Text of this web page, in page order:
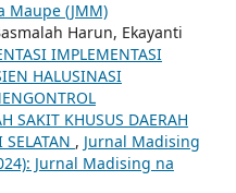
Maupe (JMM)
Harun, Ekayanti
IMPLEMENTASI
HALUSINASI
SAKIT KHUSUS DAERAH
, Jurnal Madising
Jurnal Madising na